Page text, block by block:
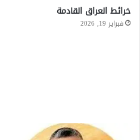
خرائط العراق القادمة
فبراير 19, 2026